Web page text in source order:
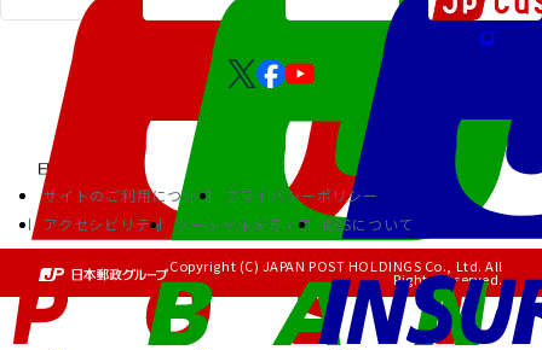
サイトのご利用について
プライバシーポリシー
アクセシビリティ
ソーシャルメディア RSSについて
Copyright (C) JAPAN POST HOLDINGS Co., Ltd. All
Rights Reserved.